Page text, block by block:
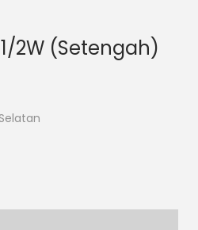
1/2W (Setengah)